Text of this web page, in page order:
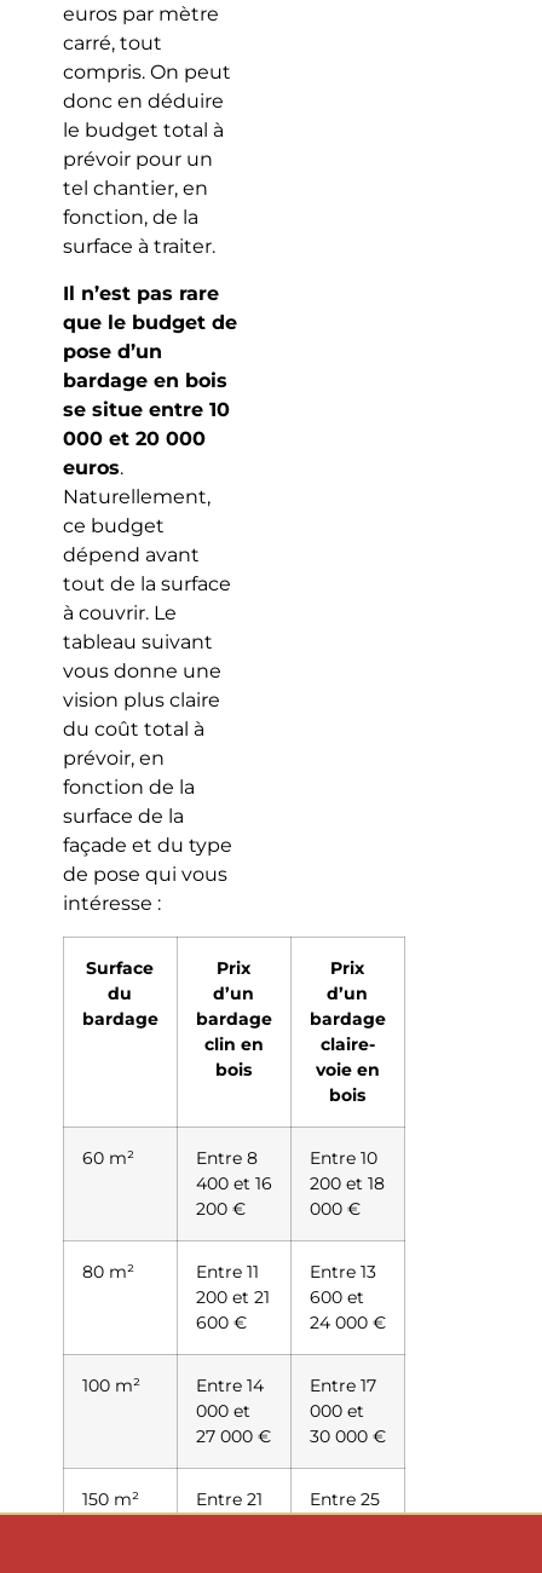
euros par mètre
carré, tout
compris. On peut
donc en déduire
le budget total à
prévoir pour un
tel chantier, en
fonction, de la
surface à traiter.
Il n’est pas rare
que le budget de
pose d’un
bardage en bois
se situe entre 10
000 et 20 000
euros.
Naturellement,
ce budget
dépend avant
tout de la surface
à couvrir. Le
tableau suivant
vous donne une
vision plus claire
du coût total à
prévoir, en
fonction de la
surface de la
façade et du type
de pose qui vous
intéresse :
Surface
du
bardage
Prix
d’un
bardage
clin en
bois
Prix
d’un
bardage
claire-
voie en
bois
60 m²
Entre 8
400 et 16
200 €
Entre 10
200 et 18
000 €
80 m²
Entre 11
200 et 21
600 €
Entre 13
600 et
24 000 €
100 m²
Entre 14
000 et
27 000 €
Entre 17
000 et
30 000 €
150 m²
Entre 21
Entre 25